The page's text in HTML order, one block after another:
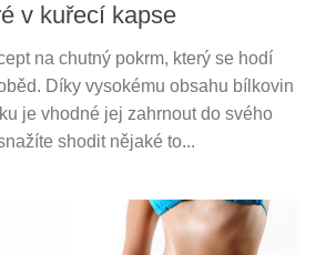
v kuřecí kapse
na chutný pokrm, který se hodí
Díky vysokému obsahu bílkovin
je vhodné jej zahrnout do svého
shodit nějaké to...